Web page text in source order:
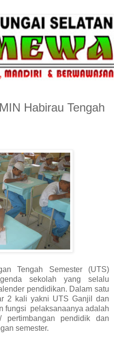
Habirau Tengah
Tengah Semester (UTS)
sekolah yang selalu
pendidikan. Dalam satu
2 kali yakni UTS Ganjil dan
fungsi pelaksanaanya adalah
pendidik dan
semester.